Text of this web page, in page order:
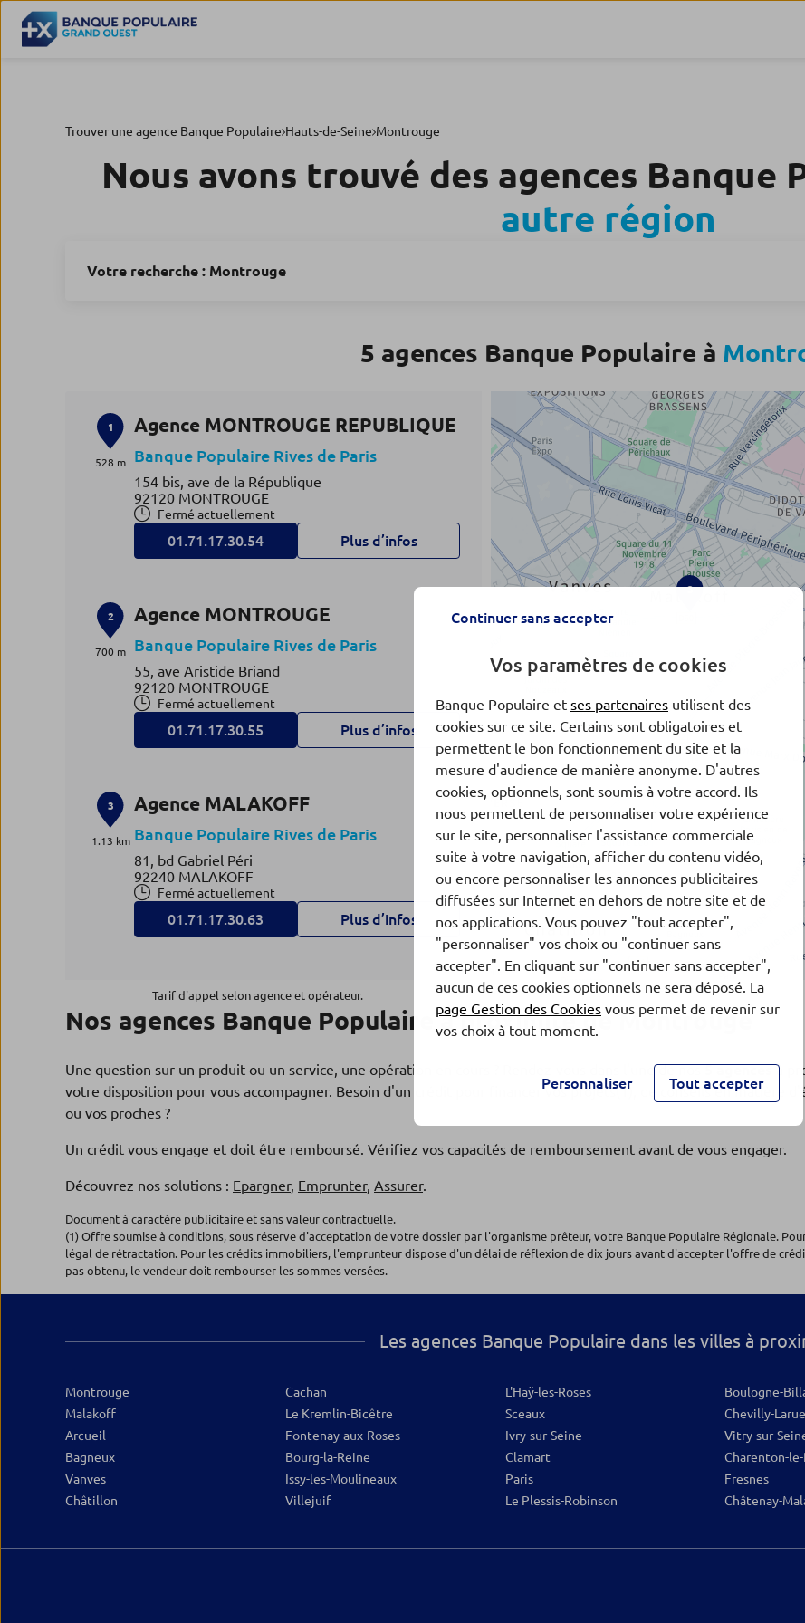
Trouver une agence Banque Populaire Hauts-de-Seine Montrouge
Nous avons trouvé des agences Banque
autre région
Votre recherche : Montrouge
5 agences Banque Populaire à
1
528 m
Agence MONTROUGE REPUBLIQUE
Banque Populaire Rives de Paris
154 bis, ave de la République
92120 MONTROUGE
Fermé actuellement
01.71.17.30.54 Plus d’infos
2
700 m
Agence MONTROUGE
Banque Populaire Rives de Paris
55, ave Aristide Briand
92120 MONTROUGE
Fermé actuellement
01.71.17.30.55 Plus d’infos
3
1.13 km
Agence MALAKOFF
Banque Populaire Rives de Paris
81, bd Gabriel Péri
92240 MALAKOFF
Fermé actuellement
01.71.17.30.63 Plus d’infos
1.54 km
Agence PARIS ALESIA
Banque Populaire Rives de Paris
75014 PARIS 14
Fermé actuellement
01.71.39.11.30
5
1.72 km
Agence CACHAN
Banque Populaire Rives de Paris
7-9, ave Aristide Briand
94230 CACHAN
Fermé actuellement
01.71.33.87.56 Plus d’infos
3
Tarif d'appel selon agence et opérateur.
Nos agences Banque Populaire à proximité de Montrouge
Une question sur un produit ou un service, une opération en cours ? Rendez-vous dans l'une de nos5 agencesà
votre disposition pour vous accompagner. Besoin d'un crédit pour financer vos projets(1), de conseils en matière
ou vos proches ?
Un crédit vous engage et doit être remboursé. Vérifiez vos capacités de remboursement avant de vous engager.
Découvrez nos solutions : Epargner, Emprunter, Assurer.
Document à caractère publicitaire et sans valeur contractuelle.
(1) Offre soumise à conditions, sous réserve d'acceptation de votre dossier par l'organisme prêteur, votre Banque Populaire Régionale.
légal de rétractation. Pour les crédits immobiliers, l'emprunteur dispose d'un délai de réflexion de dix jours avant d'accepter l'offre de
pas obtenu, le vendeur doit rembourser les sommes versées.
Les agences Banque Populaire dans les villes à
Montrouge
Malakoff
Arcueil
Bagneux
Vanves
Châtillon
Cachan
Le Kremlin-Bicêtre
Fontenay-aux-Roses
Bourg-la-Reine
Issy-les-Moulineaux
Villejuif
L'Haÿ-les-Roses
Sceaux
Ivry-sur-Seine
Clamart
Paris
Le Plessis-Robinson
Boulogne-
Chevilly-Larue
Vitry-sur-
Charenton-
Fresnes
Châtenay-
Continuer sans accepter
Vos paramètres de cookies
Banque Populaire et ses partenaires utilisent des
cookies sur ce site. Certains sont obligatoires et
permettent le bon fonctionnement du site et la
mesure d'audience de manière anonyme. D'autres
cookies, optionnels, sont soumis à votre accord. Ils
nous permettent de personnaliser votre expérience
sur le site, personnaliser l'assistance commerciale
suite à votre navigation, afficher du contenu vidéo,
ou encore personnaliser les annonces publicitaires
diffusées sur Internet en dehors de notre site et de
nos applications. Vous pouvez "tout accepter",
"personnaliser" vos choix ou "continuer sans
accepter". En cliquant sur "continuer sans accepter",
aucun de ces cookies optionnels ne sera déposé. La
page Gestion des Cookies vous permet de revenir sur
vos choix à tout moment.
Personnaliser Tout accepter